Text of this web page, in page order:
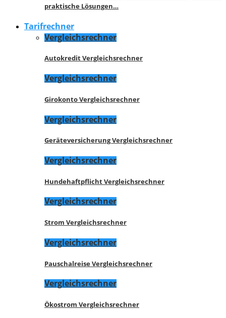
praktische Lösungen…
Tarifrechner
Vergleichsrechner
Autokredit Vergleichsrechner
Vergleichsrechner
Girokonto Vergleichsrechner
Vergleichsrechner
Geräteversicherung Vergleichsrechner
Vergleichsrechner
Hundehaftpflicht Vergleichsrechner
Vergleichsrechner
Strom Vergleichsrechner
Vergleichsrechner
Pauschalreise Vergleichsrechner
Vergleichsrechner
Ökostrom Vergleichsrechner